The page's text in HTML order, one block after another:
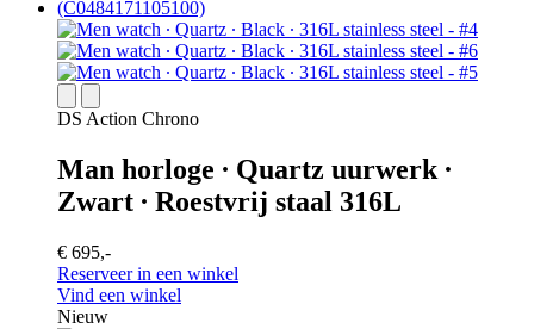
DS Action Chrono
Man horloge ∙ Quartz uurwerk ∙
Zwart ∙ Roestvrij staal 316L
€ 695,-
Reserveer in een winkel
Vind een winkel
Nieuw